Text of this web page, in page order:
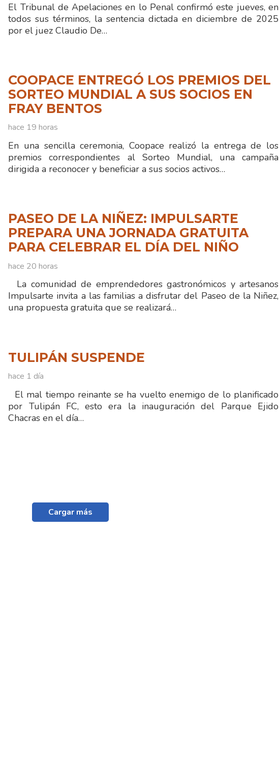
El Tribunal de Apelaciones en lo Penal confirmó este jueves, en
todos sus términos, la sentencia dictada en diciembre de 2025
por el juez Claudio De…
COOPACE ENTREGÓ LOS PREMIOS DEL
SORTEO MUNDIAL A SUS SOCIOS EN
FRAY BENTOS
hace 19 horas
En una sencilla ceremonia, Coopace realizó la entrega de los
premios correspondientes al Sorteo Mundial, una campaña
dirigida a reconocer y beneficiar a sus socios activos…
PASEO DE LA NIÑEZ: IMPULSARTE
PREPARA UNA JORNADA GRATUITA
PARA CELEBRAR EL DÍA DEL NIÑO
hace 20 horas
La comunidad de emprendedores gastronómicos y artesanos
Impulsarte invita a las familias a disfrutar del Paseo de la Niñez,
una propuesta gratuita que se realizará…
TULIPÁN SUSPENDE
hace 1 día
El mal tiempo reinante se ha vuelto enemigo de lo planificado
por Tulipán FC, esto era la inauguración del Parque Ejido
Chacras en el día…
Cargar más